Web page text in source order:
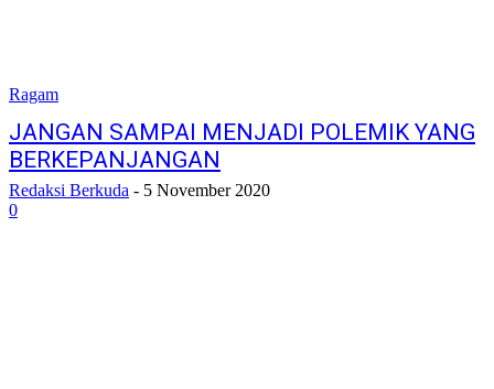
Ragam
JANGAN SAMPAI MENJADI POLEMIK YANG
BERKEPANJANGAN
Redaksi Berkuda - 5 November 2020
0